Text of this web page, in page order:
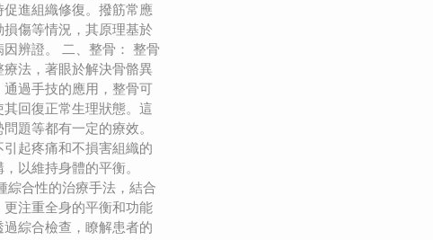
進組織修復。撥筋常應
傷等情況，其原理基於
辨證。 二、整骨： 整骨
法，著眼於解決骨骼異
過手技的應用，整骨可
回復正常生理狀態。這
題等都有一定的療效。
起疼痛和不損害組織的
以維持身體的平衡。
綜合性的治療手法，結合
注重全身的平衡和功能
綜合檢查，瞭解患者的